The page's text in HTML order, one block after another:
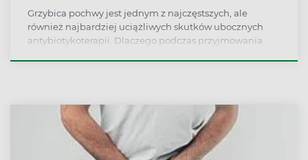
Grzybica pochwy jest jednym z najczęstszych, ale
również najbardziej uciążliwych skutków ubocznych
antybiotykoterapii. Dlaczego podczas przyjmowania